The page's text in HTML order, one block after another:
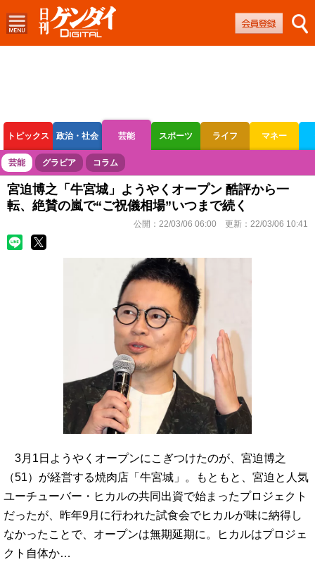
トピックス 政治・社会 芸能 スポーツ ライフ マネー
ボートレース 競輪 オートレース
芸能 グラビア コラム
宮迫博之「牛宮城」ようやくオープン 酷評から一
転、絶賛の嵐で“ご祝儀相場”いつまで続く
公開： 22/03/06 06:00 更新： 22/03/06 10:41
3月1日ようやくオープンにこぎつけたのが、宮迫博之
（51）が経営する焼肉店「牛宮城」。もともと、宮迫と人気
ユーチューバー・ヒカルの共同出資で始まったプロジェクト
だったが、昨年9月に行われた試食会でヒカルが味に納得し
なかったことで、オープンは無期延期に。ヒカルはプロジェ
クト自体か…